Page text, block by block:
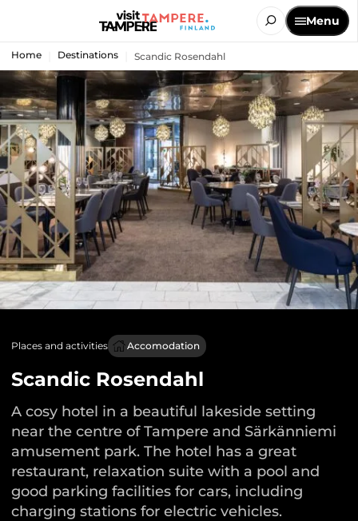
Menu
Home Destinations Scandic Rosendahl
Places and activities Accomodation
Scandic Rosendahl
A cosy hotel in a beautiful lakeside setting
near the centre of Tampere and Särkänniemi
amusement park. The hotel has a great
restaurant, relaxation suite with a pool and
good parking facilities for cars, including
charging stations for electric vehicles.